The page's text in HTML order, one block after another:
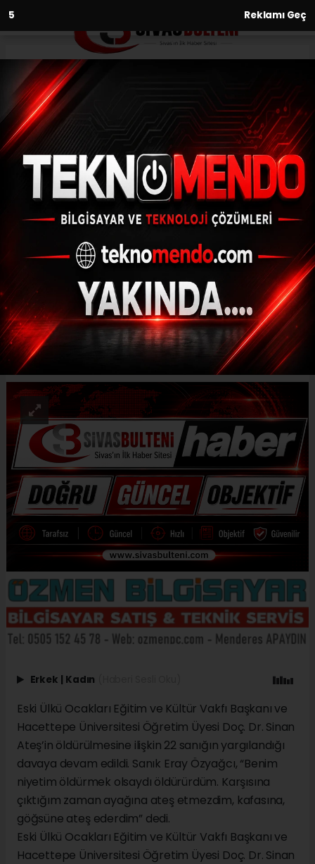
3 Reklamı Geç
Anasayfa Asayiş
Sinan Ateş suikastı davasının
sanığı Özyağcı: “Niyetim
öldürmek olsaydı,
öldürürdüm”
ASAYIŞ
(İHA) - İhlas Haber Ajansı | 30.09.2024 - 21:01, Güncelleme:
30.09.2024 - 20:38
Sinan Ateş suikastı davasının sanığı
Özyağcı: “Niyetim öldürmek olsaydı,
öldürürdüm”
ABONE OL
Erkek | Kadın
Eski Ülkü Ocakları Eğitim ve Kültür Vakfı Başkanı ve
Hacettepe Üniversitesi Öğretim Üyesi Doç. Dr. Sinan
Ateş’in öldürülmesine ilişkin 22 sanığın yargılandığı
davaya devam edildi. Sanık Eray Özyağcı, “Benim
niyetim öldürmek olsaydı öldürürdüm. Karşısına
çıktığım zaman ayağına ateş etmezdim, kafasına,
göğsüne ateş ederdim” dedi.
Eski Ülkü Ocakları Eğitim ve Kültür Vakfı Başkanı ve
Hacettepe Üniversitesi Öğretim Üyesi Doç. Dr. Sinan